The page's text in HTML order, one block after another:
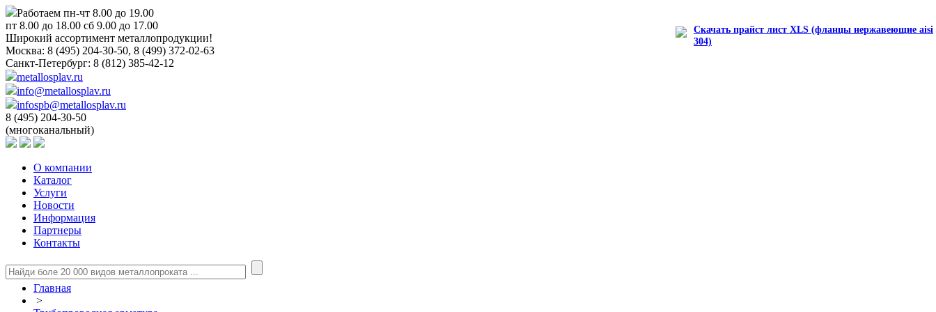
Работаем пн-чт 8.00 до 19.00
пт 8.00 до 18.00 сб 9.00 до 17.00
Широкий ассортимент металлопродукции!
Москва: 8 (495) 204-30-50, 8 (499) 372-02-63
Санкт-Петербург: 8 (812) 385-42-12
metallosplav.ru
info@metallosplav.ru
infospb@metallosplav.ru
8 (495) 204-30-50
(многоканальный)
О компании
Каталог
Услуги
Новости
Информация
Партнеры
Контакты
Главная
>
Скачать прайст лист XLS (фланцы нержавеющие aisi
304)